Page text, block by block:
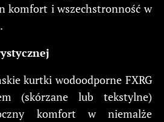
komfort i wszechstronność w
kurtki wodoodporne FXRG
(skórzane lub tekstylne)
komfort w niemalże